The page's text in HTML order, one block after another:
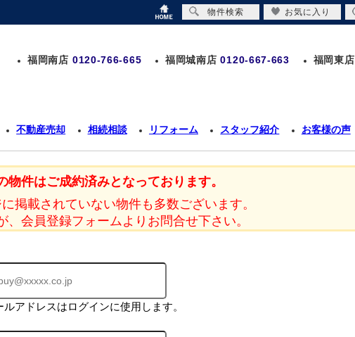
福岡南店 0120-766-665 福岡城南店 0120-667-663 福岡東店
不動産売却 相続相談 リフォーム スタッフ紹介 お客様の声
物件はご成約済みとなっております。
掲載されていない物件も多数ございます。
、会員登録フォームよりお問合せ下さい。
アドレスはログインに使用します。
物件検索 お気に入り